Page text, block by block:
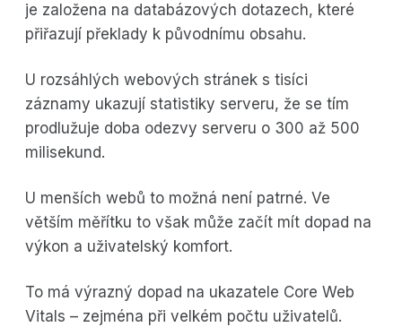
je založena na databázových dotazech, které
přiřazují překlady k původnímu obsahu.
U rozsáhlých webových stránek s tisíci
záznamy ukazují statistiky serveru, že se tím
prodlužuje doba odezvy serveru o 300 až 500
milisekund.
U menších webů to možná není patrné. Ve
větším měřítku to však může začít mít dopad na
výkon a uživatelský komfort.
To má výrazný dopad na ukazatele Core Web
Vitals – zejména při velkém počtu uživatelů.